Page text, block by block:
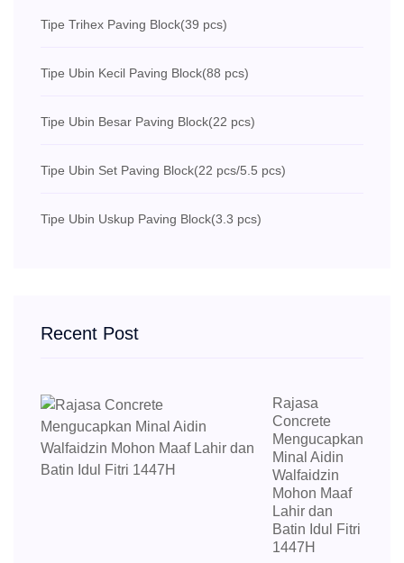
Tipe Trihex Paving Block(39 pcs)
Tipe Ubin Kecil Paving Block(88 pcs)
Tipe Ubin Besar Paving Block(22 pcs)
Tipe Ubin Set Paving Block(22 pcs/5.5 pcs)
Tipe Ubin Uskup Paving Block(3.3 pcs)
Recent Post
Rajasa
Concrete
Mengucapkan
Minal Aidin
Walfaidzin
Mohon Maaf
Lahir dan
Batin Idul Fitri
1447H